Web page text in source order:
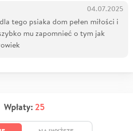
04.07.2025
tego psiaka dom pełen miłości i
mu zapomnieć o tym jak
Wpłaty: 25